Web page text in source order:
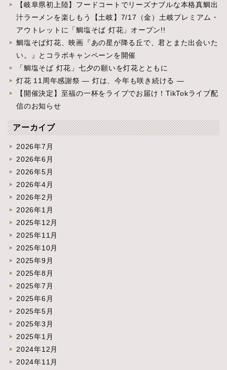
【岐阜県初上陸】フードコートでリーズナブルな本格真鯛出
汁ラーメンを楽しもう【土岐】7/17（金）土岐プレミアム・
アウトレットに「鯛塩そば 灯花」オープン!!
鯛塩そば灯花、映画『あの星が降る丘で、君とまた出会いた
い。』とコラボキャンペーンを開催
「鯛塩そば 灯花」七夕の願いを灯花とともに
灯花 11周年感謝祭 ― 灯は、今年も咲き続ける ―
【開催決定】至福の一杯をライブでお届け！TikTokライブ配
信のお知らせ
アーカイブ
2026年7月
2026年6月
2026年5月
2026年4月
2026年2月
2026年1月
2025年12月
2025年11月
2025年10月
2025年9月
2025年8月
2025年7月
2025年6月
2025年5月
2025年3月
2025年1月
2024年12月
2024年11月